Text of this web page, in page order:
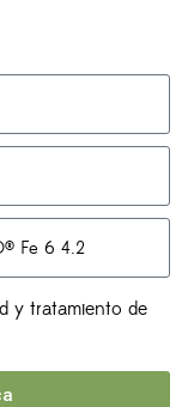
y tratamiento de